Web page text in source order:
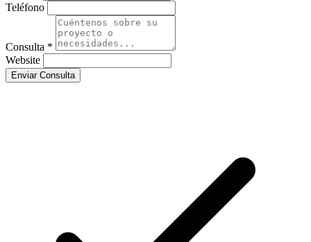
Teléfono
Consulta *
Website
Enviar Consulta